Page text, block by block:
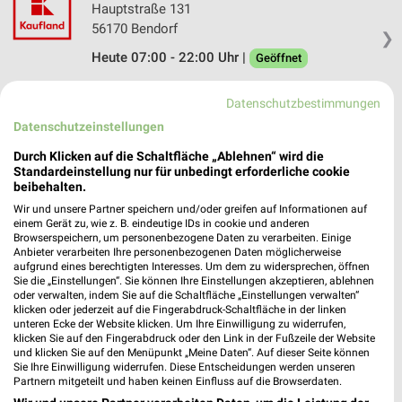
❯
Hauptstraße 131
56170 Bendorf
Heute 07:00 - 22:00 Uhr |
Geöffnet
Ems
Viktoriaallee 25
Heute 09:00 - 00:00 Uhr | Geöffnet
463,35 km
univers Bonn
Justus-von-Liebig-Straße 20
53121 Bonn
480,57 km
Datenschutzbestimmungen
Datenschutzeinstellungen
Durch Klicken auf die Schaltfläche „Ablehnen“ wird die
Standardeinstellung nur für unbedingt erforderliche cookie
beibehalten.
Wir und unsere Partner speichern und/oder greifen auf Informationen auf
einem Gerät zu, wie z. B. eindeutige IDs in cookie und anderen
Browserspeichern, um personenbezogene Daten zu verarbeiten. Einige
Anbieter verarbeiten Ihre personenbezogenen Daten möglicherweise
aufgrund eines berechtigten Interesses. Um dem zu widersprechen, öffnen
Sie die „Einstellungen“. Sie können Ihre Einstellungen akzeptieren, ablehnen
oder verwalten, indem Sie auf die Schaltfläche „Einstellungen verwalten“
klicken oder jederzeit auf die Fingerabdruck-Schaltfläche in der linken
unteren Ecke der Website klicken. Um Ihre Einwilligung zu widerrufen,
klicken Sie auf den Fingerabdruck oder den Link in der Fußzeile der Website
und klicken Sie auf den Menüpunkt „Meine Daten“. Auf dieser Seite können
Sie Ihre Einwilligung widerrufen. Diese Entscheidungen werden unseren
Partnern mitgeteilt und haben keinen Einfluss auf die Browserdaten.